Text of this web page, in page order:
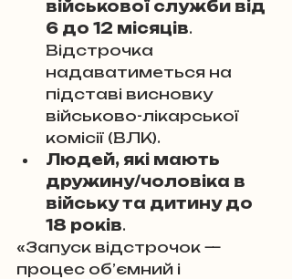
військової служби від
6 до 12 місяців.
Відстрочка
надаватиметься на
підставі висновку
військово-лікарської
комісії (ВЛК).
Людей, які мають
дружину/чоловіка в
війську та дитину до
18 років.
«Запуск відстрочок —
процес об’ємний і